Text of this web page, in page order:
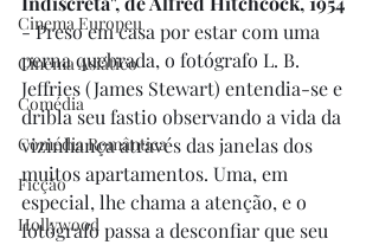
Cinema Europeu
Cinema Asiático
Comédia
Comédia Romântica
Ficção
Hollywood
- Preso em casa por estar com uma
perna quebrada, o fotógrafo L. B.
Jeffries (James Stewart) entendia-se e
dribla seu fastio observando a vida da
vizinhança através das janelas dos
muitos apartamentos. Uma, em
especial, lhe chama a atenção, e o
fotógrafo passa a desconfiar que seu